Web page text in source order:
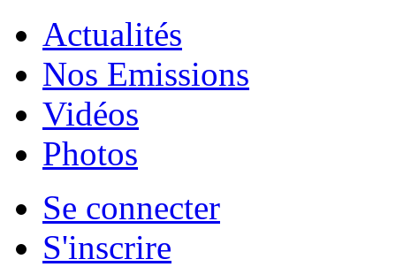
Actualités
Nos Emissions
Vidéos
Photos
Se connecter
S'inscrire